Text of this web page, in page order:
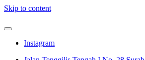
Skip to content
Bengkel Cat Mobil SIP
Bengkel Mobil Surabaya – Cat Mobil
Instagram